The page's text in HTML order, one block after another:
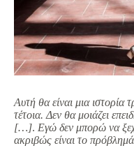
Αυτή θα είναι μια ιστορία
τέτοια. Δεν θα μοιάζει
[…]. Εγώ δεν μπορώ να
ακριβώς είναι το